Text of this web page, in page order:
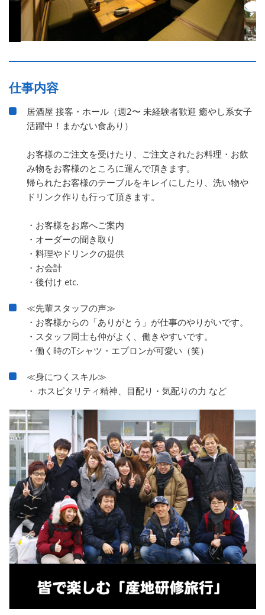
仕事内容
居酒屋 接客・ホール（週2〜 未経験者歓迎 癒やし系女子
活躍中！まかない食あり）
お客様のご注文を受けたり、ご注文されたお料理・お飲
み物をお客様のところに運んで頂きます。
帰られたお客様のテーブルをキレイにしたり、洗い物や
ドリンク作りも行って頂きます。
・お客様をお席へご案内
・オーダーの聞き取り
・料理やドリンクの提供
・お会計
・後付け etc.
≪先輩スタッフの声≫
・お客様からの「ありがとう」が仕事のやりがいです。
・スタッフ同士も仲がよく、働きやすいです。
・働く時のTシャツ・エプロンが可愛い（笑）
≪身につくスキル≫
・ ホスピタリティ精神、目配り・気配りの力 など